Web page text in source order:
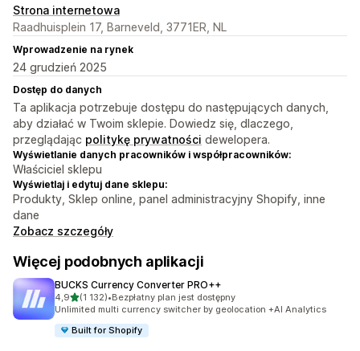
Strona internetowa
Raadhuisplein 17, Barneveld, 3771ER, NL
Wprowadzenie na rynek
24 grudzień 2025
Dostęp do danych
Ta aplikacja potrzebuje dostępu do następujących danych,
aby działać w Twoim sklepie. Dowiedz się, dlaczego,
przeglądając politykę prywatności dewelopera.
Wyświetlanie danych pracowników i współpracowników:
Właściciel sklepu
Wyświetlaj i edytuj dane sklepu:
Produkty, Sklep online, panel administracyjny Shopify, inne
dane
Zobacz szczegóły
Więcej podobnych aplikacji
BUCKS Currency Converter PRO++
4,9na 5 gwiazdek
(1 132)
Łączna liczba recenzji: 1132
•Bezpłatny plan jest dostępny
Unlimited multi currency switcher by geolocation +AI Analytics
Built for Shopify